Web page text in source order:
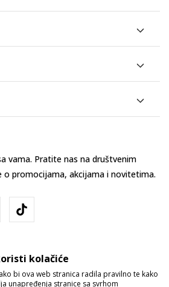
vama. Pratite nas na društvenim
o promocijama, akcijama i novitetima.
kolačiće
bi ova web stranica radila pravilno te kako
unapređenja stranice sa svrhom